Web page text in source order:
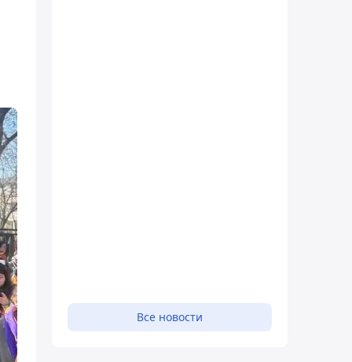
Все новости